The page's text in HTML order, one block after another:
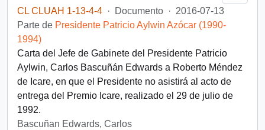
CL CLUAH 1-13-4-4 · Documento · 2016-07-13
Parte de Presidente Patricio Aylwin Azócar (1990-
1994)
Carta del Jefe de Gabinete del Presidente Patricio
Aylwin, Carlos Bascuñán Edwards a Roberto Méndez
de Icare, en que el Presidente no asistirá al acto de
entrega del Premio Icare, realizado el 29 de julio de
1992.
Bascuñan Edwards, Carlos